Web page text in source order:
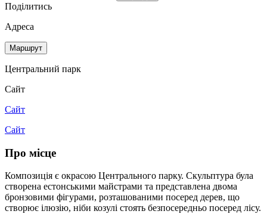
Поділитись
Адреса
Маршрут
Центральний парк
Сайт
Сайт
Сайт
Про місце
Композиція є окрасою Центрального парку. Скульптура була
створена естонськими майстрами та представлена двома
бронзовими фігурами, розташованими посеред дерев, що
створює ілюзію, ніби козулі стоять безпосередньо посеред лісу.